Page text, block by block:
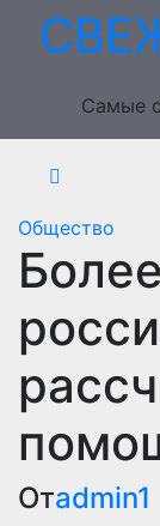
Перейти
Самые
Общество
Отadmin1